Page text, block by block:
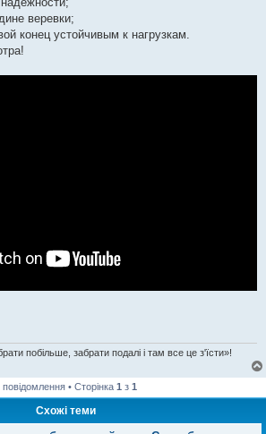
веревки;
конец устойчивым к нагрузкам.
побільше, забрати подалі і там все це з'їсти»!
повідомлення • Сторінка 1 з 1
Схожі теми